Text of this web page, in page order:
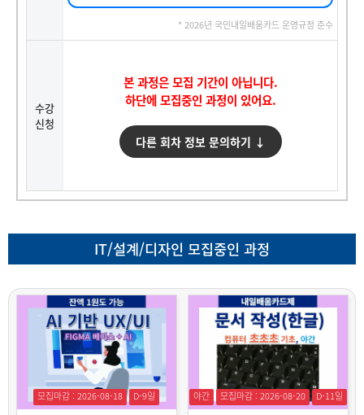
* 2026년 국민내일배움카드 운영규정 준수
수강
신청
본 과정은 모집 기간이 아닙니다.
하단에 모집중인 과정이 있어요.
다른 회차 정보 문의하기 ↓
IT/설계/디자인 모집중인 과정
모집마감 : 2026-08-18
D-9일
야간 모집마감 : 2026-08-20
D-11일